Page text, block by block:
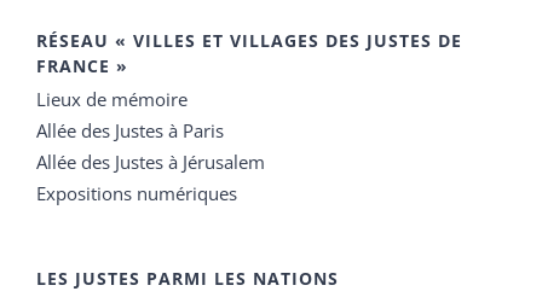
RÉSEAU « VILLES ET VILLAGES DES JUSTES DE
FRANCE »
Lieux de mémoire
Allée des Justes à Paris
Allée des Justes à Jérusalem
Expositions numériques
LES JUSTES PARMI LES NATIONS